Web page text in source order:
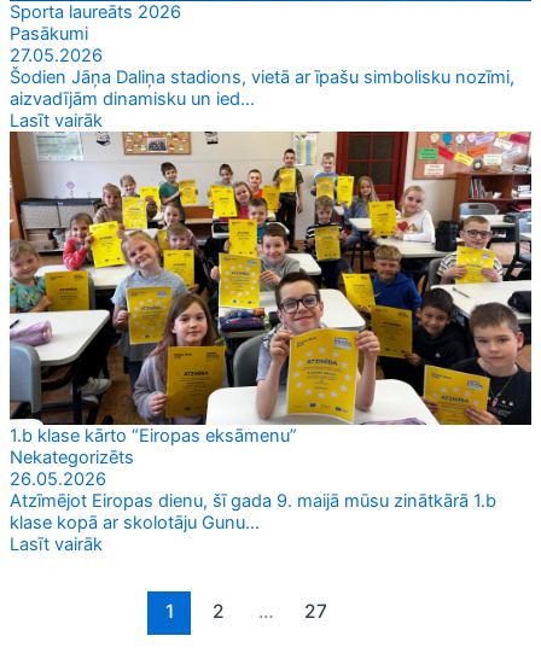
Sporta laureāts 2026
Pasākumi
27.05.2026
Šodien Jāņa Daliņa stadions, vietā ar īpašu simbolisku nozīmi,
aizvadījām dinamisku un ied...
Lasīt vairāk
1.b klase kārto “Eiropas eksāmenu”
Nekategorizēts
26.05.2026
Atzīmējot Eiropas dienu, šī gada 9. maijā mūsu zinātkārā 1.b
klase kopā ar skolotāju Gunu...
Lasīt vairāk
1 2 … 27